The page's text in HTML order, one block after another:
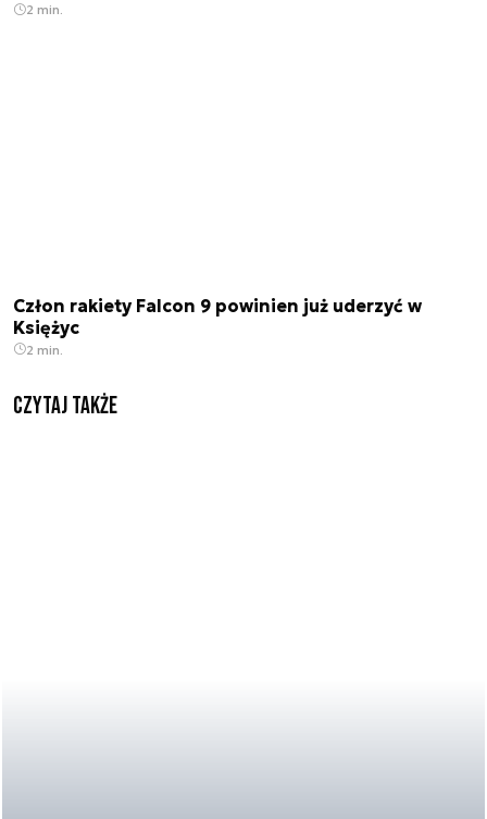
2 min.
Człon rakiety Falcon 9 powinien już uderzyć w
Księżyc
2 min.
Czytaj także